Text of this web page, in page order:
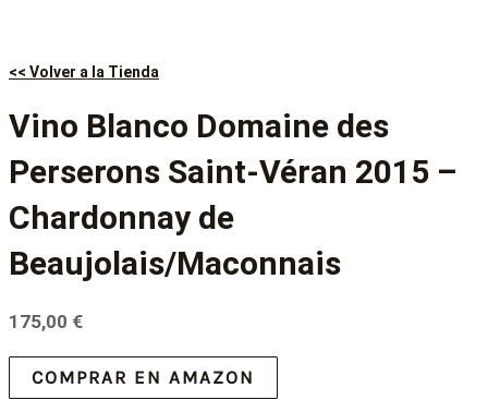
<< Volver a la Tienda
Vino Blanco Domaine des
Perserons Saint-Véran 2015 –
Chardonnay de
Beaujolais/Maconnais
175,00 €
COMPRAR EN AMAZON